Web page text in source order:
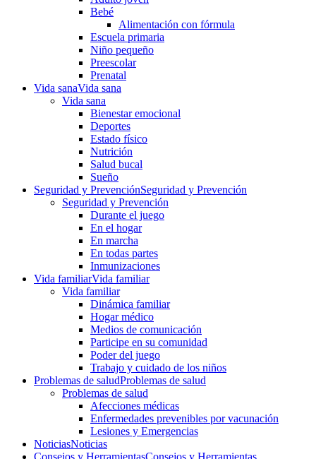
Bebé
Alimentación con fórmula
Escuela primaria
Niño pequeño
Preescolar
Prenatal
Vida sanaVida sana
Vida sana
Bienestar emocional
Deportes
Estado físico
Nutrición
Salud bucal
Sueño
Seguridad y PrevenciónSeguridad y Prevención
Seguridad y Prevención
Durante el juego
En el hogar
En marcha
En todas partes
Inmunizaciones
Vida familiarVida familiar
Vida familiar
Dinámica familiar
Hogar médico
Medios de comunicación
Participe en su comunidad
Poder del juego
Trabajo y cuidado de los niños
Problemas de saludProblemas de salud
Problemas de salud
Afecciones médicas
Enfermedades prevenibles por vacunación
Lesiones y Emergencias
NoticiasNoticias
Consejos y HerramientasConsejos y Herramientas